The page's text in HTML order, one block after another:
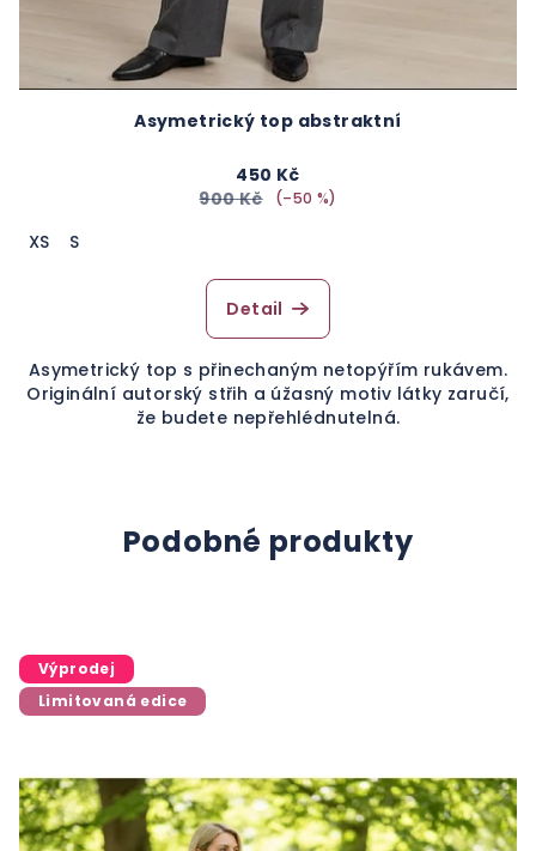
Asymetrický top abstraktní
450 Kč
900 Kč
(–50 %)
XS S
Detail
Asymetrický top s přinechaným netopýřím rukávem.
Originální autorský střih a úžasný motiv látky zaručí,
že budete nepřehlédnutelná.
Podobné produkty
Výprodej
Limitovaná edice